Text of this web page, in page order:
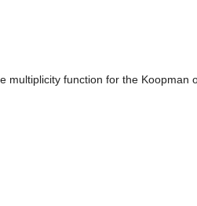
function for the Koopman